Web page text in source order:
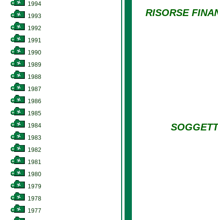
1994
1993
1992
1991
1990
1989
1988
1987
1986
1985
1984
1983
1982
1981
1980
1979
1978
1977
RISORSE